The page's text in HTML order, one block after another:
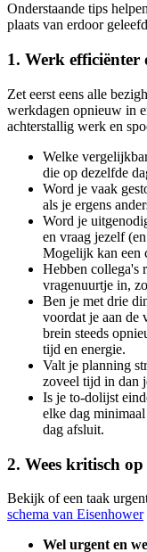
Onderstaande tips
plaats van erdoor
1. Werk efficiënter
Zet eerst eens alle
werkdagen opnieuw in
achterstallig werk en
Welke
die op dezelfde
Word je vaak
als je ergens
Word je
en vraag jezelf
Mogelijk kan een
Hebben collega's
vragenuurtje in,
Ben je met drie
voordat je aan de
brein steeds
tijd en energie.
Valt je planning
zoveel tijd in dan
Is je to-dolijst
elke dag
dag afsluit.
2. Wees kritisch
Bekijk of een taak
schema van Eisenhower
Wel urgent en